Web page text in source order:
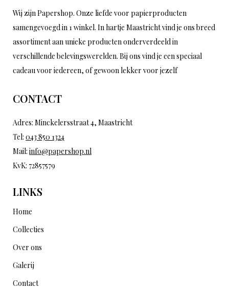
Wij zijn Papershop. Onze liefde voor papierproducten
samengevoegd in 1 winkel. In hartje Maastricht vind je ons breed
assortiment aan unieke producten onderverdeeld in
verschillende belevingswerelden. Bij ons vind je een speciaal
cadeau voor iedereen, of gewoon lekker voor jezelf
CONTACT
Adres: Minckelersstraat 4, Maastricht
Tel: 043 850 1324
Mail: info@papershop.nl
KvK: 72857579
LINKS
Home
Collecties
Over ons
Galerij
Contact